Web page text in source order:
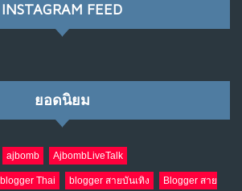
INSTAGRAM FEED
ยอดนิยม
ajbomb AjbombLiveTalk
blogger Thai blogger สายบันเทิง Blogger สาย